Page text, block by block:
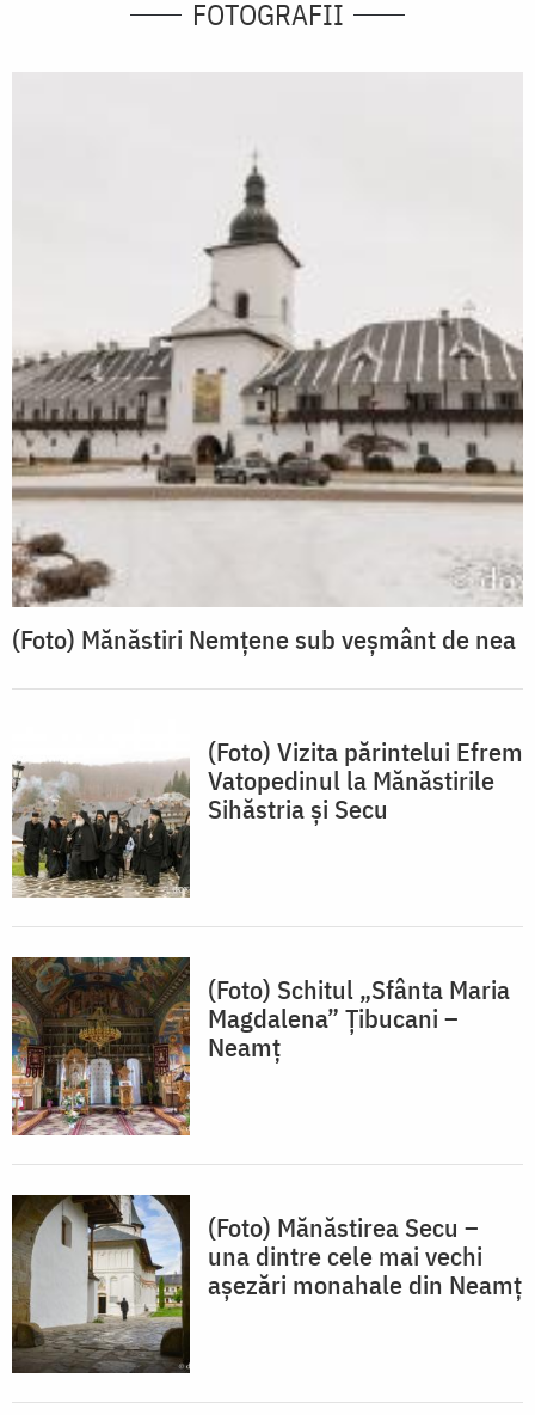
FOTOGRAFII
(Foto) Mănăstiri Nemțene sub veșmânt de nea
(Foto) Vizita părintelui Efrem
Vatopedinul la Mănăstirile
Sihăstria și Secu
(Foto) Schitul „Sfânta Maria
Magdalena” Țibucani –
Neamț
(Foto) Mănăstirea Secu –
una dintre cele mai vechi
așezări monahale din Neamț